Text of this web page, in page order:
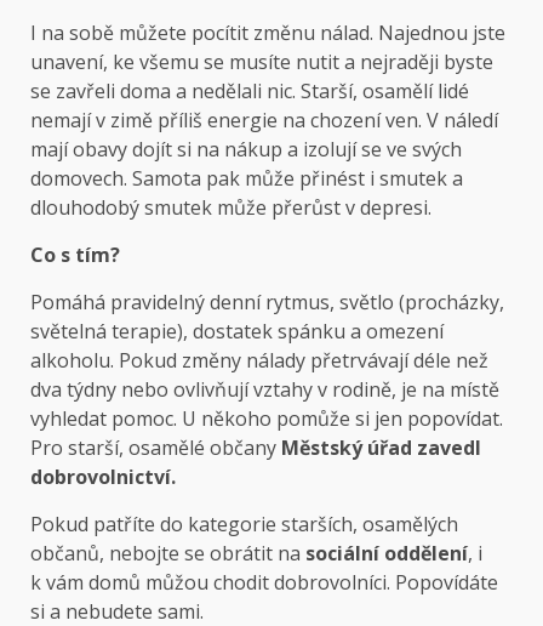
I na sobě můžete pocítit změnu nálad. Najednou jste
unavení, ke všemu se musíte nutit a nejraději byste
se zavřeli doma a nedělali nic. Starší, osamělí lidé
nemají v zimě příliš energie na chození ven. V náledí
mají obavy dojít si na nákup a izolují se ve svých
domovech. Samota pak může přinést i smutek a
dlouhodobý smutek může přerůst v depresi.
Co s tím?
Pomáhá pravidelný denní rytmus, světlo (procházky,
světelná terapie), dostatek spánku a omezení
alkoholu. Pokud změny nálady přetrvávají déle než
dva týdny nebo ovlivňují vztahy v rodině, je na místě
vyhledat pomoc. U někoho pomůže si jen popovídat.
Pro starší, osamělé občany Městský úřad zavedl
dobrovolnictví.
Pokud patříte do kategorie starších, osamělých
občanů, nebojte se obrátit na sociální oddělení, i
k vám domů můžou chodit dobrovolníci. Popovídáte
si a nebudete sami.